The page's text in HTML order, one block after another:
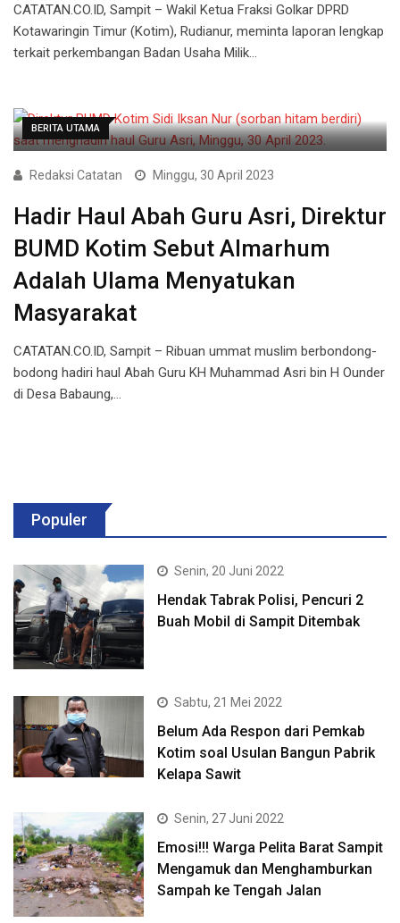
CATATAN.CO.ID, Sampit – Wakil Ketua Fraksi Golkar DPRD
Kotawaringin Timur (Kotim), Rudianur, meminta laporan lengkap
terkait perkembangan Badan Usaha Milik…
BERITA UTAMA
Redaksi Catatan Minggu, 30 April 2023
Hadir Haul Abah Guru Asri, Direktur
BUMD Kotim Sebut Almarhum
Adalah Ulama Menyatukan
Masyarakat
CATATAN.CO.ID, Sampit – Ribuan ummat muslim berbondong-
bodong hadiri haul Abah Guru KH Muhammad Asri bin H Ounder
di Desa Babaung,…
Populer
Senin, 20 Juni 2022
Hendak Tabrak Polisi, Pencuri 2
Buah Mobil di Sampit Ditembak
Sabtu, 21 Mei 2022
Belum Ada Respon dari Pemkab
Kotim soal Usulan Bangun Pabrik
Kelapa Sawit
Senin, 27 Juni 2022
Emosi!!! Warga Pelita Barat Sampit
Mengamuk dan Menghamburkan
Sampah ke Tengah Jalan